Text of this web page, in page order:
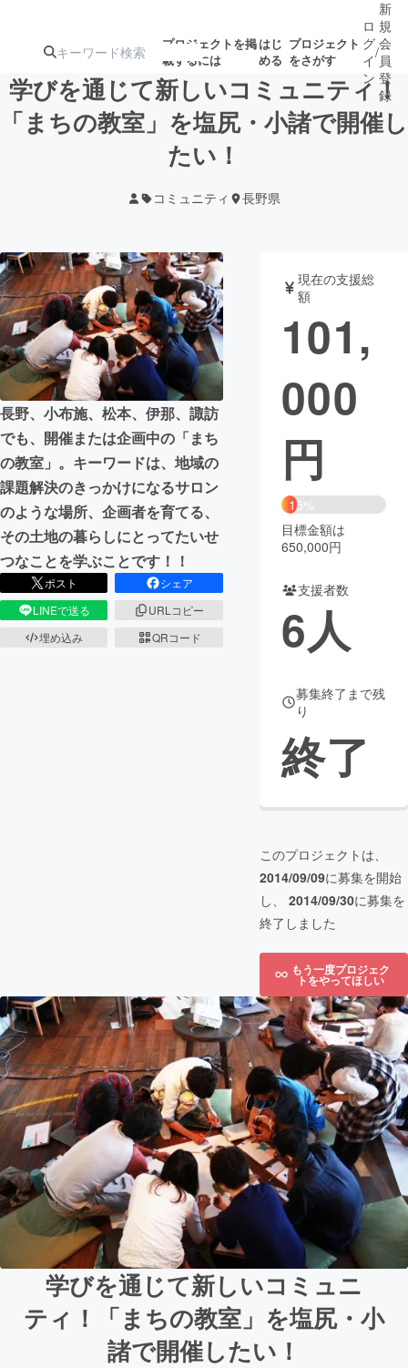
プロジェクトを掲
載するには
はじ
める
プロジェクト
をさがす
注目の新着プロ 募集終了が近いプ
テクノロジー・ガジェット
映像・映画 書籍・雑誌
ビジネス・起業 チャレンジ
まちづくり・地域活性化
CAMPFIRE for Social Good
CAMPFIRE Creation
CAMPFIREふるさと納税
コミュニティ
ロ
グ
イ
ン
/
新
規
会
員
登
録
学びを通じて新しいコミュニティ！
「まちの教室」を塩尻・小諸で開催し
たい！
コミュニティ 長野県
長野、小布施、松本、伊那、諏訪
でも、開催または企画中の「まち
の教室」。キーワードは、地域の
課題解決のきっかけになるサロン
のような場所、企画者を育てる、
その土地の暮らしにとってたいせ
つなことを学ぶことです！！
ポスト
シェア
LINEで送る
URLコピー
埋め込み
QRコード
現在の支援総
額
101,
000
円
15%
目標金額は
650,000円
支援者数
6人
募集終了まで残
り
終了
このプロジェクトは、
2014/09/09に募集を開始
し、 2014/09/30に募集を
終了しました
もう一度プロジェク
トをやってほしい
学びを通じて新しいコミュニ
ティ！「まちの教室」を塩尻・小
諸で開催したい！